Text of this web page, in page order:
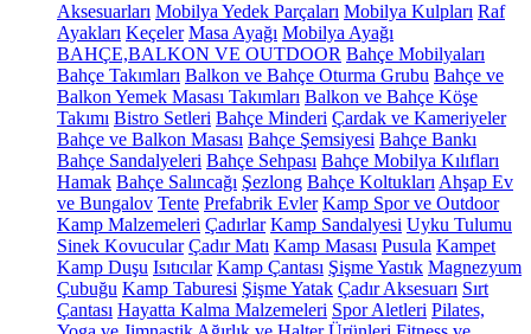
Aksesuarları Mobilya Yedek Parçaları Mobilya Kulpları Raf
Ayakları Keçeler Masa Ayağı Mobilya Ayağı
BAHÇE,BALKON VE OUTDOOR Bahçe Mobilyaları
Bahçe Takımları Balkon ve Bahçe Oturma Grubu Bahçe ve
Balkon Yemek Masası Takımları Balkon ve Bahçe Köşe
Takımı Bistro Setleri Bahçe Minderi Çardak ve Kameriyeler
Bahçe ve Balkon Masası Bahçe Şemsiyesi Bahçe Bankı
Bahçe Sandalyeleri Bahçe Sehpası Bahçe Mobilya Kılıfları
Hamak Bahçe Salıncağı Şezlong Bahçe Koltukları Ahşap Ev
ve Bungalov Tente Prefabrik Evler Kamp Spor ve Outdoor
Kamp Malzemeleri Çadırlar Kamp Sandalyesi Uyku Tulumu
Sinek Kovucular Çadır Matı Kamp Masası Pusula Kampet
Kamp Duşu Isıtıcılar Kamp Çantası Şişme Yastık Magnezyum
Çubuğu Kamp Taburesi Şişme Yatak Çadır Aksesuarı Sırt
Çantası Hayatta Kalma Malzemeleri Spor Aletleri Pilates,